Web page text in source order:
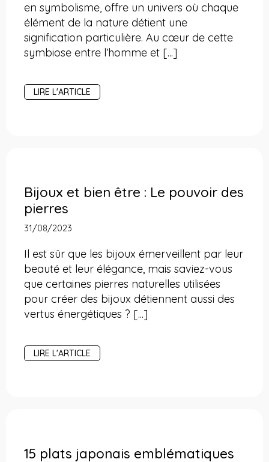
en symbolisme, offre un univers où chaque
élément de la nature détient une
signification particulière. Au cœur de cette
symbiose entre l’homme et [...]
LIRE L'ARTICLE
Bijoux et bien être : Le pouvoir des
pierres
31/08/2023
Il est sûr que les bijoux émerveillent par leur
beauté et leur élégance, mais saviez-vous
que certaines pierres naturelles utilisées
pour créer des bijoux détiennent aussi des
vertus énergétiques ? [...]
LIRE L'ARTICLE
15 plats japonais emblématiques